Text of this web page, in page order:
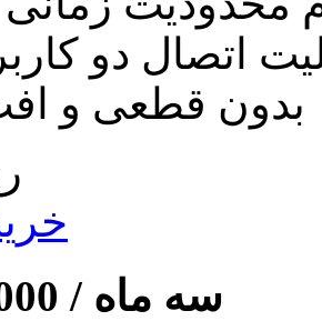
اتصال دو
بدون قطعی و
سه ماه /